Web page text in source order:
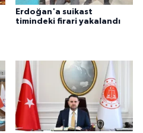
Erdoğan'a suikast
timindeki firari yakalandı